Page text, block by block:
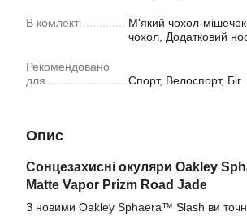
В комлекті
М'який чохол-
чохол, Додатковий
Рекомендовано
для
Спорт, Велоспорт, Біг
Опис
Сонцезахисні окуляри Oakley
Matte Vapor Prizm Road Jade
З новими Oakley Sphaera™ Slash ви